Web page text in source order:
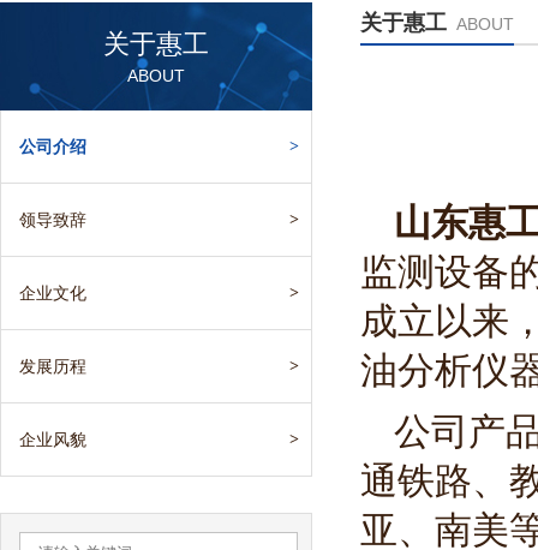
关于惠工
ABOUT
公司介绍 >
领导致辞 >
企业文化 >
发展历程 >
企业风貌 >
关于惠工 ABOUT
山东惠
监测设备
成立以来
油分析仪
公司产
通铁路、
亚、南美